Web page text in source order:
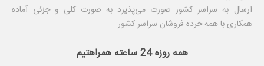
ارسال به سراسر کشور صورت می‌پذیرد به صورت کلی و جزئی آماده
همکاری با همه خرده فروشان سراسر کشور
همه روزه 24 ساعته همراهتیم